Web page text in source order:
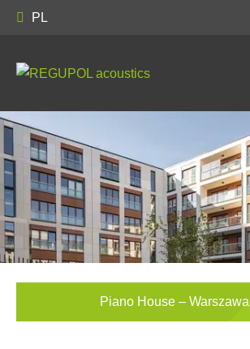
PL
Piano House – Warszawa